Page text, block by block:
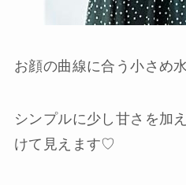
お顔の曲線に合う小さめ
シンプルに少し甘さを加
けて見えます♡